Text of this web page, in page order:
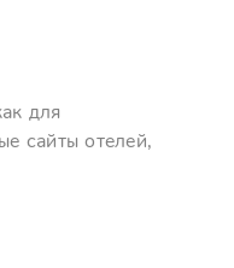
для
сайты отелей,